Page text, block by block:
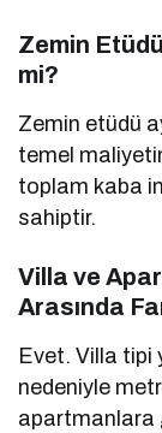
Zemin
mi?
Zemin etüdü
temel
toplam kaba
sahiptir.
Villa ve
Arasında
Evet. Villa tipi
nedeniyle
apartmanlara